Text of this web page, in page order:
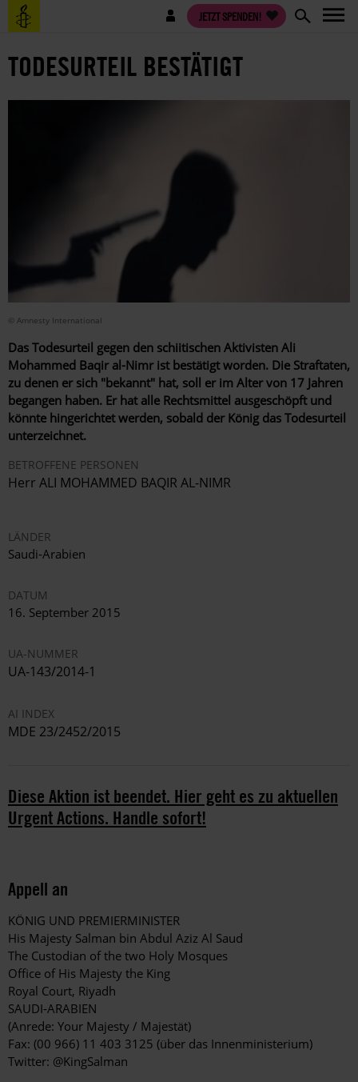
Direkt
zum
Benutzermenü JETZT SPENDEN!
TODESURTEIL BESTÄTIGT
© Amnesty International
Das Todesurteil gegen den schiitischen Aktivisten Ali
Mohammed Baqir al-Nimr ist bestätigt worden. Die Straftaten,
zu denen er sich "bekannt" hat, soll er im Alter von 17 Jahren
begangen haben. Er hat alle Rechtsmittel ausgeschöpft und
könnte hingerichtet werden, sobald der König das Todesurteil
unterzeichnet.
BETROFFENE PERSONEN
Herr ALI MOHAMMED BAQIR AL-NIMR
LÄNDER
Saudi-Arabien
DATUM
16. September 2015
UA-NUMMER
UA-143/2014-1
AI INDEX
MDE 23/2452/2015
Diese Aktion ist beendet. Hier geht es zu aktuellen
Urgent Actions. Handle sofort!
Appell an
KÖNIG UND PREMIERMINISTER
His Majesty Salman bin Abdul Aziz Al Saud
The Custodian of the two Holy Mosques
Office of His Majesty the King
Royal Court, Riyadh
SAUDI-ARABIEN
(Anrede: Your Majesty / Majestät)
Fax: (00 966) 11 403 3125 (über das Innenministerium)
Twitter: @KingSalman